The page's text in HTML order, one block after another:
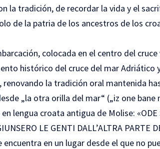
la tradición, de recordar la vida y el
de la patria de los ancestros de los
colocada en el centro del
histórico del cruce del mar Adriático
la tradición oral mantenida
„la otra orilla del mar“ („iz one
lengua croata antigua de Molise: «ODE
LE GENTI DALL’ALTRA PARTE
encuentra en un lugar desde el que no